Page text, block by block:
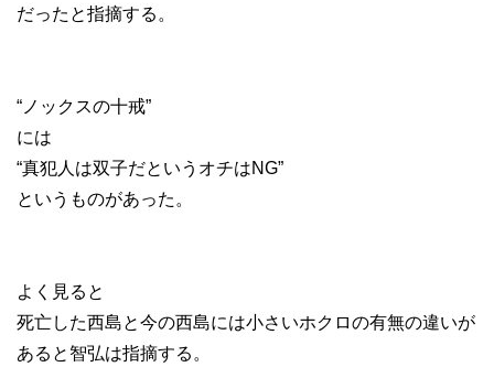
だったと指摘する。
“ノックスの十戒”
には
“真犯人は双子だというオチはNG”
というものがあった。
よく見ると
死亡した西島と今の西島には小さいホクロの有無の違いが
あると智弘は指摘する。